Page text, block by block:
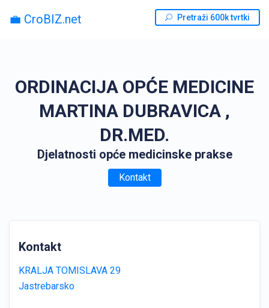
💼 CroBIZ.net Pretraži 600k tvrtki
ORDINACIJA OPĆE MEDICINE
MARTINA DUBRAVICA ,
DR.MED.
Djelatnosti opće medicinske prakse
Kontakt
Kontakt
KRALJA TOMISLAVA 29
Jastrebarsko